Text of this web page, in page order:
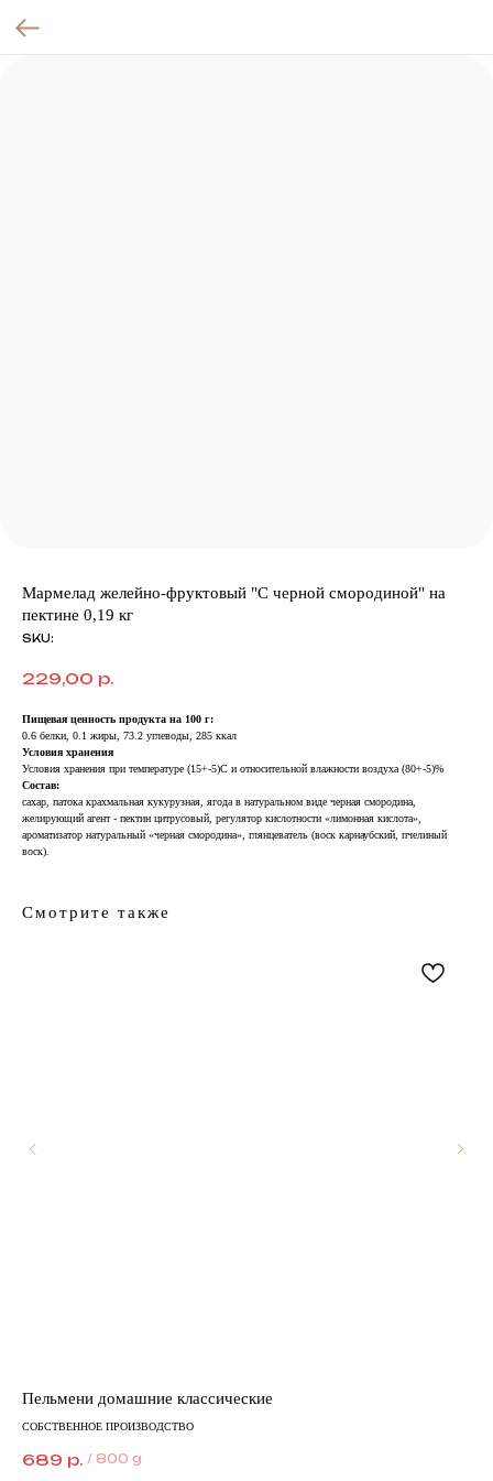
Мармелад желейно-фруктовый "С черной смородиной" на
пектине 0,19 кг
SKU:
229,00 р.
Пищевая ценность продукта на 100 г:
0.6 белки, 0.1 жиры, 73.2 углеводы, 285 ккал
Условия хранения
Условия хранения при температуре (15+-5)С и относительной влажности воздуха (80+-5)%
Состав:
сахар, патока крахмальная кукурузная, ягода в натуральном виде черная смородина,
желирующий агент - пектин цитрусовый, регулятор кислотности «лимонная кислота»,
ароматизатор натуральный «черная смородина», глянцеватель (воск карнаубский, пчелиный
воск).
Смотрите также
Пельмени домашние классические
СОБСТВЕННОЕ ПРОИЗВОДСТВО
689 р. / 800 g